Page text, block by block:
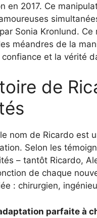
en 2017. Ce
Sonia Kronlund. Ce
méandres de la
et la vérité
de
nom de Ricardo est
Selon les
– tantôt Ricardo,
de chaque
: chirurgien,
parfaite à